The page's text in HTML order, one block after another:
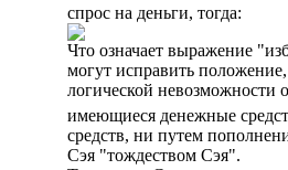
спрос на деньги, тогда:
Что означает выражение
могут исправить
логической невозможности
имеющиеся денежные
средств, ни путем
Сэя "тождеством Сэя".